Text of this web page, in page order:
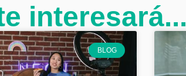
interesará...
BLOG